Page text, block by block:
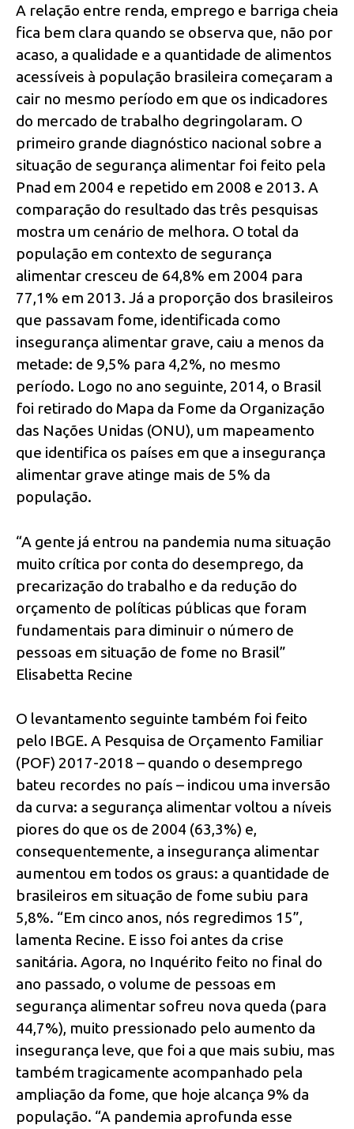
A relação entre renda, emprego e barriga cheia
fica bem clara quando se observa que, não por
acaso, a qualidade e a quantidade de alimentos
acessíveis à população brasileira começaram a
cair no mesmo período em que os indicadores
do mercado de trabalho degringolaram. O
primeiro grande diagnóstico nacional sobre a
situação de segurança alimentar foi feito pela
Pnad em 2004 e repetido em 2008 e 2013. A
comparação do resultado das três pesquisas
mostra um cenário de melhora. O total da
população em contexto de segurança
alimentar cresceu de 64,8% em 2004 para
77,1% em 2013. Já a proporção dos brasileiros
que passavam fome, identificada como
insegurança alimentar grave, caiu a menos da
metade: de 9,5% para 4,2%, no mesmo
período. Logo no ano seguinte, 2014, o Brasil
foi retirado do Mapa da Fome da Organização
das Nações Unidas (ONU), um mapeamento
que identifica os países em que a insegurança
alimentar grave atinge mais de 5% da
população.
“A gente já entrou na pandemia numa situação
muito crítica por conta do desemprego, da
precarização do trabalho e da redução do
orçamento de políticas públicas que foram
fundamentais para diminuir o número de
pessoas em situação de fome no Brasil”
Elisabetta Recine
O levantamento seguinte também foi feito
pelo IBGE. A Pesquisa de Orçamento Familiar
(POF) 2017-2018 – quando o desemprego
bateu recordes no país – indicou uma inversão
da curva: a segurança alimentar voltou a níveis
piores do que os de 2004 (63,3%) e,
consequentemente, a insegurança alimentar
aumentou em todos os graus: a quantidade de
brasileiros em situação de fome subiu para
5,8%. “Em cinco anos, nós regredimos 15”,
lamenta Recine. E isso foi antes da crise
sanitária. Agora, no Inquérito feito no final do
ano passado, o volume de pessoas em
segurança alimentar sofreu nova queda (para
44,7%), muito pressionado pelo aumento da
insegurança leve, que foi a que mais subiu, mas
também tragicamente acompanhado pela
ampliação da fome, que hoje alcança 9% da
população. “A pandemia aprofunda esse